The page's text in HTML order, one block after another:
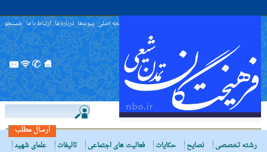
صفحه اصلی پیوندها درباره ما ارتباط با ما جستجو
ارسال مطلب
رشته تخصصی
نصایح حکایات فعالیت های اجتماعی تالیفات
علمای شهید